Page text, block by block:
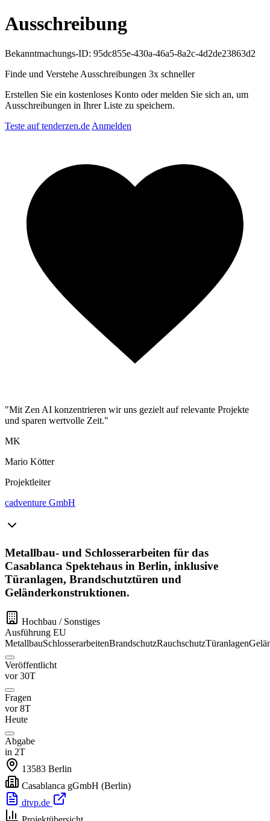
Ausschreibung
Bekanntmachungs-ID: 95dc855e-430a-46a5-8a2c-4d2de23863d2
Finde und Verstehe Ausschreibungen 3x schneller
Erstellen Sie ein kostenloses Konto oder melden Sie sich an, um
Ausschreibungen in Ihrer Liste zu speichern.
Teste auf tenderzen.de Anmelden
"Mit Zen AI konzentrieren wir uns gezielt auf relevante Projekte
und sparen wertvolle Zeit."
MK
Mario Kötter
Projektleiter
cadventure GmbH
Metallbau- und Schlosserarbeiten für das
Casablanca Spektehaus in Berlin, inklusive
Türanlagen, Brandschutztüren und
Geländerkonstruktionen.
Hochbau / Sonstiges
Ausführung EU
MetallbauSchlosserarbeitenBrandschutzRauchschutzTüranlagen
Veröffentlicht
vor 30T
Fragen
vor 8T
Heute
Abgabe
in 2T
13583 Berlin
Casablanca gGmbH (Berlin)
dtvp.de